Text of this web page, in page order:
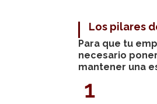
Los pilares
Para que tu
necesario
mantener una